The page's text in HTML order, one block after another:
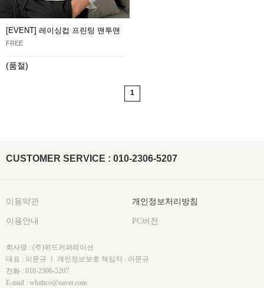
[EVENT] 레이싱컵 프린팅 맨투맨
FREE
(품절)
1
CUSTOMER SERVICE : 010-2306-5207
이용약관 개인정보처리방침
이용안내 PC버전
회사명 : (주)위드커퍼레이션
대표 : 이문규 ㅣ 개인정보보호 책임자 : 이문규
전화 : 010-2306-5207
E-mail : whithco@naver.com